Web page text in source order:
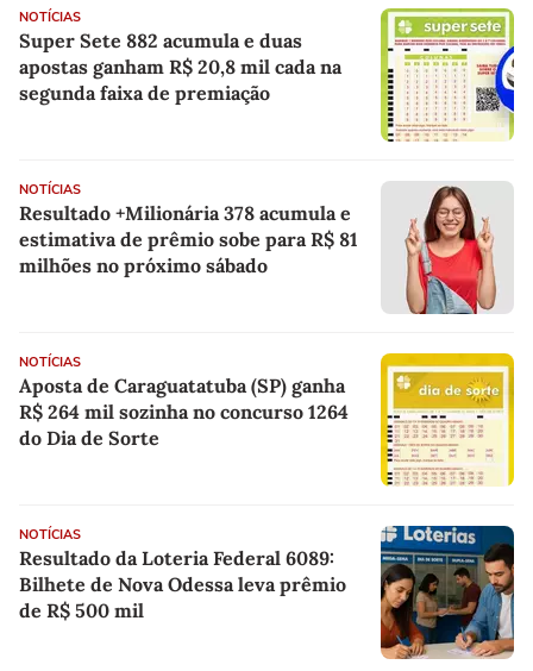
NOTÍCIAS
Super Sete 882 acumula e duas
apostas ganham R$ 20,8 mil cada na
segunda faixa de premiação
NOTÍCIAS
Resultado +Milionária 378 acumula e
estimativa de prêmio sobe para R$ 81
milhões no próximo sábado
NOTÍCIAS
Aposta de Caraguatatuba (SP) ganha
R$ 264 mil sozinha no concurso 1264
do Dia de Sorte
NOTÍCIAS
Resultado da Loteria Federal 6089:
Bilhete de Nova Odessa leva prêmio
de R$ 500 mil